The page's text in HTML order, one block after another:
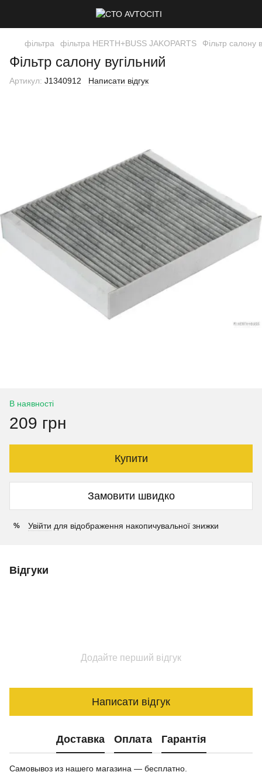
фільтра фільтра HERTH+BUSS JAKOPARTS Фільтр салону
Фільтр салону вугільний
Артикул: J1340912 Написати відгук
В наявності
209 грн
Купити
Замовити швидко
% Увійти для відображення накопичувальної знижки
Відгуки
Додайте перший відгук
Написати відгук
Доставка Оплата Гарантія
Самовывоз из нашего магазина — бесплатно.